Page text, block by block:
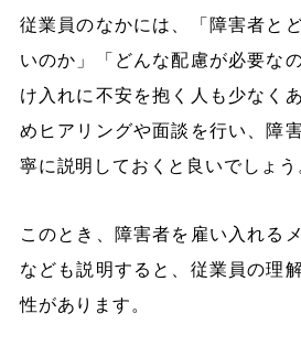
従業員のなかには、「障害者と
いのか」「どんな配慮が必要な
け入れに不安を抱く人も少なく
めヒアリングや面談を行い、障
寧に説明しておくと良いでしょう
このとき、障害者を雇い入れる
なども説明すると、従業員の理
性があります。